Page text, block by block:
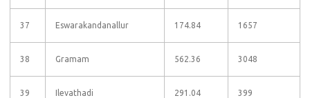
37 Eswarakandanallur 174.84 1657
38 Gramam 562.36 3048
39 Ilevathadi 291.04 399